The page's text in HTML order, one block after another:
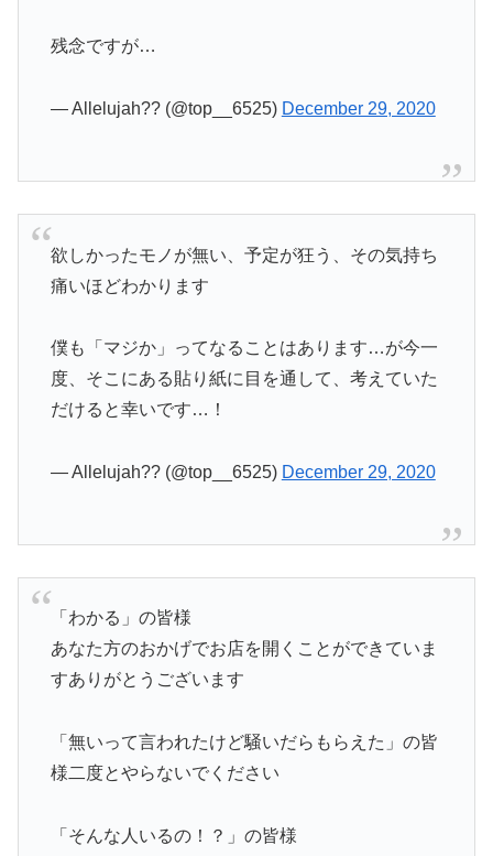
残念ですが…
— Allelujah?? (@top__6525) December 29, 2020
欲しかったモノが無い、予定が狂う、その気持ち
痛いほどわかります
僕も「マジか」ってなることはあります…が今一
度、そこにある貼り紙に目を通して、考えていた
だけると幸いです…！
— Allelujah?? (@top__6525) December 29, 2020
「わかる」の皆様
あなた方のおかげでお店を開くことができていま
すありがとうございます
「無いって言われたけど騒いだらもらえた」の皆
様二度とやらないでください
「そんな人いるの！？」の皆様